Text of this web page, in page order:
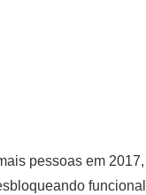
pessoas em